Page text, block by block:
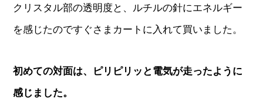
クリスタル部の透明度と、ルチルの針にエネルギー
を感じたのですぐさまカートに入れて買いました。
初めての対面は、ピリピリッと電気が走ったように
感じました。